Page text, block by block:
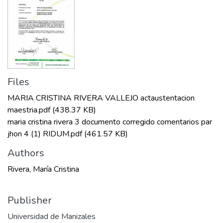
Files
MARIA CRISTINA RIVERA VALLEJO actaustentacion
maestria.pdf(438.37 KB)
maria cristina rivera 3 documento corregido comentarios par
jhon 4 (1) RIDUM.pdf(461.57 KB)
Authors
Rivera, María Cristina
Publisher
Universidad de Manizales